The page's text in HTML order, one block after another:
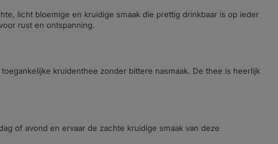
licht bloemige en kruidige smaak die prettig drinkbaar is op ieder
rust en ontspanning.
kruidenthee zonder bittere nasmaak. De thee is heerlijk
of avond en ervaar de zachte kruidige smaak van deze